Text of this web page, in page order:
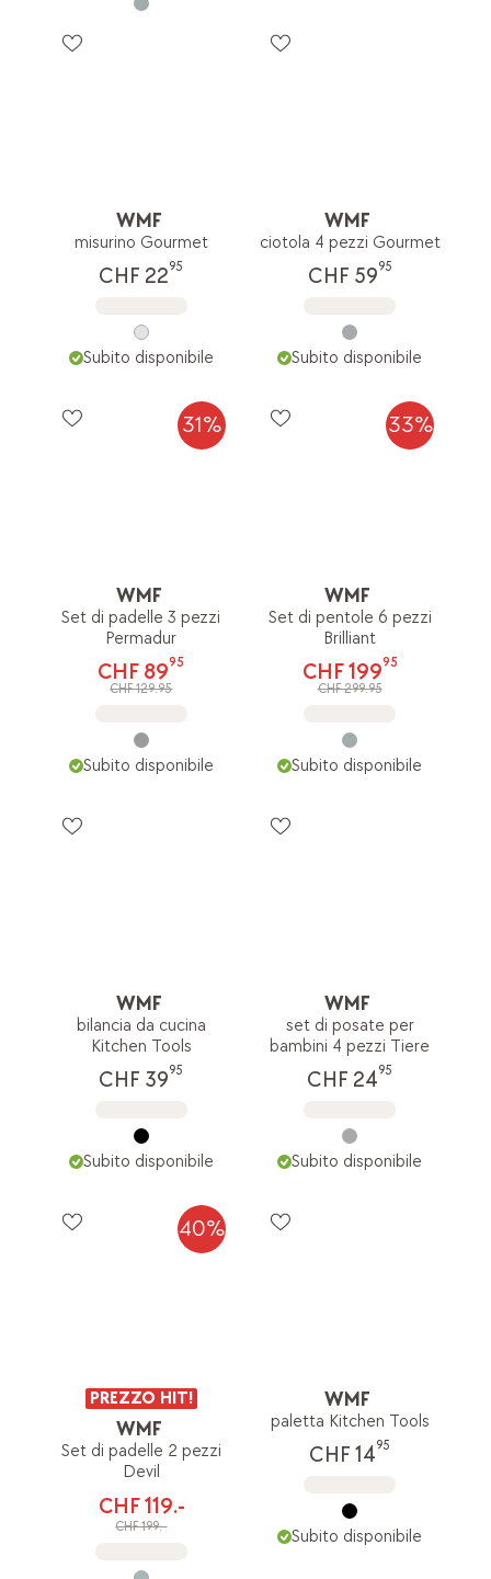
WMF
misurino Gourmet
CHF 2295
Subito disponibile
WMF
ciotola 4 pezzi Gourmet
CHF 5995
Subito disponibile
31%
WMF
Set di padelle 3 pezzi
Permadur
CHF 8995
CHF 129.95
Subito disponibile
33%
WMF
Set di pentole 6 pezzi
Brilliant
CHF 19995
CHF 299.95
Subito disponibile
WMF
bilancia da cucina
Kitchen Tools
CHF 3995
Subito disponibile
WMF
set di posate per
bambini 4 pezzi Tiere
CHF 2495
Subito disponibile
40%
PREZZO HIT!
WMF
Set di padelle 2 pezzi
Devil
CHF 119.-
CHF 199.-
WMF
paletta Kitchen Tools
CHF 1495
Subito disponibile